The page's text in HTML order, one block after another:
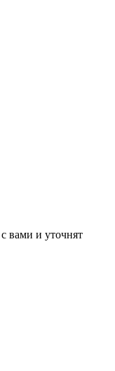
вами и уточнят